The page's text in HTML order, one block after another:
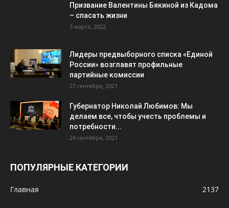
Призвание Валентины Бякиной из Кадома
– спасать жизни
3 марта, 2022
Лидеры предвыборного списка «Единой
России» возглавят профильные
партийные комиссии
27 сентября, 2021
Губернатор Николай Любимов: Мы
делаем все, чтобы учесть проблемы и
потребности...
24 сентября, 2021
ПОПУЛЯРНЫЕ КАТЕГОРИИ
Главная 2137